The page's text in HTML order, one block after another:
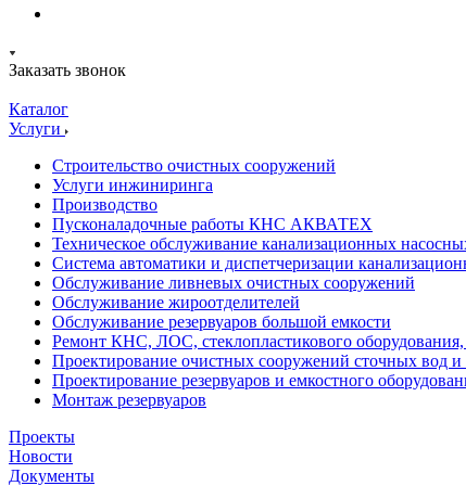
Заказать звонок
Каталог
Услуги
Строительство очистных сооружений
Услуги инжиниринга
Производство
Пусконаладочные работы КНС АКВАТЕХ
Техническое обслуживание канализационных
Система автоматики и диспетчеризации
Обслуживание ливневых очистных сооружений
Обслуживание жироотделителей
Обслуживание резервуаров большой емкости
Ремонт КНС, ЛОС, стеклопластикового оборудования,
Проектирование очистных сооружений сточных вод
Проектирование резервуаров и емкостного
Монтаж резервуаров
Проекты
Новости
Документы